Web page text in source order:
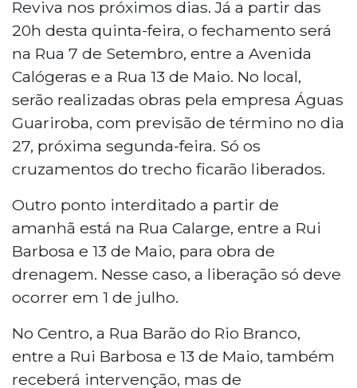
Reviva nos próximos dias. Já a partir das
20h desta quinta-feira, o fechamento será
na Rua 7 de Setembro, entre a Avenida
Calógeras e a Rua 13 de Maio. No local,
serão realizadas obras pela empresa Águas
Guariroba, com previsão de término no dia
27, próxima segunda-feira. Só os
cruzamentos do trecho ficarão liberados.
Outro ponto interditado a partir de
amanhã está na Rua Calarge, entre a Rui
Barbosa e 13 de Maio, para obra de
drenagem. Nesse caso, a liberação só deve
ocorrer em 1 de julho.
No Centro, a Rua Barão do Rio Branco,
entre a Rui Barbosa e 13 de Maio, também
receberá intervenção, mas de